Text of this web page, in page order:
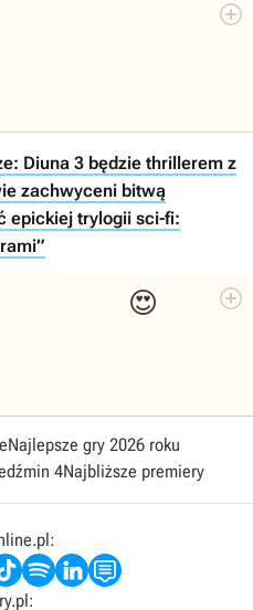
Diuna 3 będzie thrillerem z
zachwyceni bitwą
epickiej trylogii sci-fi:
😍
Najlepsze gry 2026 roku
4Najbliższe premiery